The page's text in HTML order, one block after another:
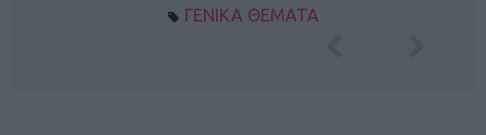
ΓΕΝΙΚΑ ΘΕΜΑΤΑ